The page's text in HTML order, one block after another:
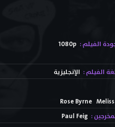
الفيلم : 1080p
الفيلم : الإنجليزية
Rose Byrne
:
Paul Feig